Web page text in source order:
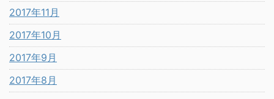
2017年11月
2017年10月
2017年9月
2017年8月